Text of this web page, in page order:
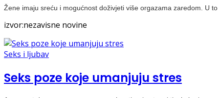
Žene imaju sreću i mogućnost doživjeti više orgazama zaredom. U
izvor:nezavisne novine
Seks i ljubav
Seks poze koje umanjuju stres